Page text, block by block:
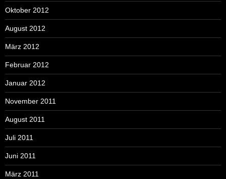
Oktober 2012
August 2012
März 2012
Februar 2012
Januar 2012
November 2011
August 2011
Juli 2011
Juni 2011
März 2011